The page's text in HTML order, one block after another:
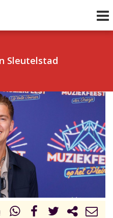
Sleutelstad
0 Volgend uur